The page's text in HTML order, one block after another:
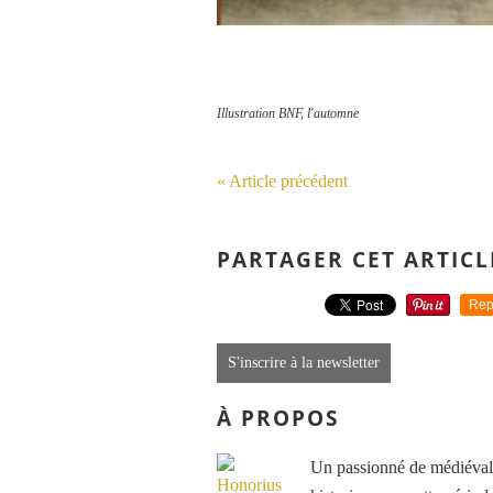
Illustration BNF, l'automne
« Article précédent
PARTAGER CET
S'inscrire à la newsletter
À PROPOS
Un passionné de